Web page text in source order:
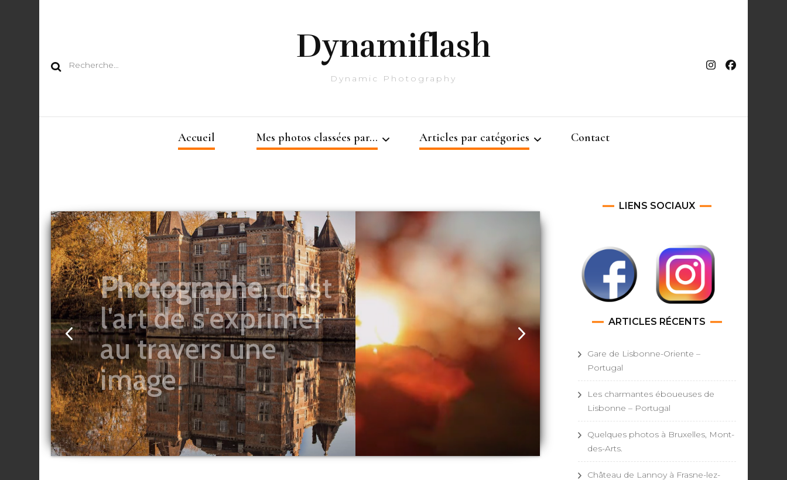
Rechercher : Dynamiflash
Dynamic Photography
Accueil Mes photos classées par…
Les Autres
Côté Nature
Côté Urbain
Les Monochromes
Les Portraits
Les Paysages
Les Reflets
Le Sport
L’Urbex
Articles par catégories
Belgique
Paysage
Portugal
Urbain
Contact
LIENS SOCIAUX
ARTICLES RÉCENTS
Gare de Lisbonne-Oriente –
Portugal
Les charmantes éboueuses de
Lisbonne – Portugal
Quelques photos à Bruxelles, Mont-
des-Arts.
Château de Lannoy à Frasne-lez-